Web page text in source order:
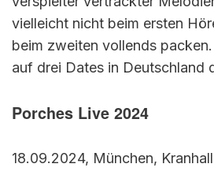
vielleicht nicht beim ersten
beim zweiten vollends
auf drei Dates in Deutschland
Porches Live 2024
18.09.2024, München,